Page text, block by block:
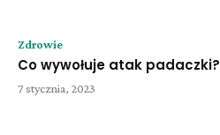
Zdrowie
Co wywołuje atak padaczki?
7 stycznia, 2023